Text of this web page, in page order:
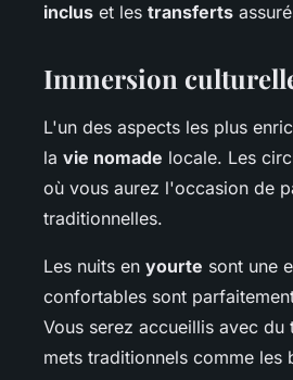
inclus et les transferts
Immersion
L'un des aspects les plus
la vie nomade locale. Les
où vous aurez l'occasion de
traditionnelles.
Les nuits en yourte sont une
confortables sont
Vous serez accueillis avec
mets traditionnels comme les